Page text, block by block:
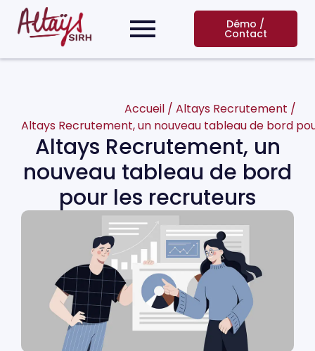
Démo /
Contact
Accueil / Altays Recrutement /
Altays Recrutement, un nouveau tableau de bord
Altays Recrutement, un
nouveau tableau de bord
pour les recruteurs